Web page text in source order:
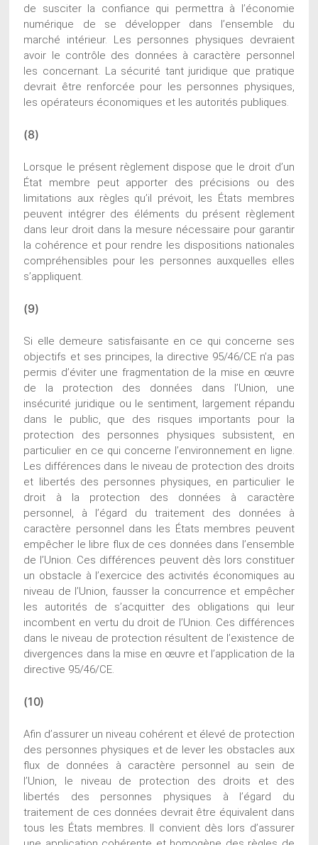
de susciter la confiance qui permettra à l’économie
numérique de se développer dans l’ensemble du
marché intérieur. Les personnes physiques devraient
avoir le contrôle des données à caractère personnel
les concernant. La sécurité tant juridique que pratique
devrait être renforcée pour les personnes physiques,
les opérateurs économiques et les autorités publiques.
(8)
Lorsque le présent règlement dispose que le droit d’un
État membre peut apporter des précisions ou des
limitations aux règles qu’il prévoit, les États membres
peuvent intégrer des éléments du présent règlement
dans leur droit dans la mesure nécessaire pour garantir
la cohérence et pour rendre les dispositions nationales
compréhensibles pour les personnes auxquelles elles
s’appliquent.
(9)
Si elle demeure satisfaisante en ce qui concerne ses
objectifs et ses principes, la directive 95/46/CE n’a pas
permis d’éviter une fragmentation de la mise en œuvre
de la protection des données dans l’Union, une
insécurité juridique ou le sentiment, largement répandu
dans le public, que des risques importants pour la
protection des personnes physiques subsistent, en
particulier en ce qui concerne l’environnement en ligne.
Les différences dans le niveau de protection des droits
et libertés des personnes physiques, en particulier le
droit à la protection des données à caractère
personnel, à l’égard du traitement des données à
caractère personnel dans les États membres peuvent
empêcher le libre flux de ces données dans l’ensemble
de l’Union. Ces différences peuvent dès lors constituer
un obstacle à l’exercice des activités économiques au
niveau de l’Union, fausser la concurrence et empêcher
les autorités de s’acquitter des obligations qui leur
incombent en vertu du droit de l’Union. Ces différences
dans le niveau de protection résultent de l’existence de
divergences dans la mise en œuvre et l’application de la
directive 95/46/CE.
(10)
Afin d’assurer un niveau cohérent et élevé de protection
des personnes physiques et de lever les obstacles aux
flux de données à caractère personnel au sein de
l’Union, le niveau de protection des droits et des
libertés des personnes physiques à l’égard du
traitement de ces données devrait être équivalent dans
tous les États membres. Il convient dès lors d’assurer